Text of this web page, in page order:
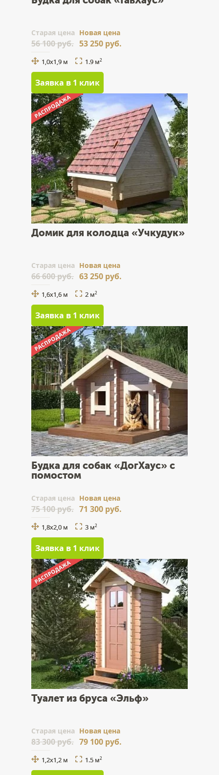
Cтарая цена
56 100 руб.
Новая цена
53 250 руб.
1,0х1,9 м 1.9 м2
Заявка в 1 клик
Домик для колодца «Учкудук»
Cтарая цена
66 600 руб.
Новая цена
63 250 руб.
1,6х1,6 м 2 м2
Заявка в 1 клик
Будка для собак «ДогХаус» с
помостом
Cтарая цена
75 100 руб.
Новая цена
71 300 руб.
1,8х2,0 м 3 м2
Заявка в 1 клик
Туалет из бруса «Эльф»
Cтарая цена
83 300 руб.
Новая цена
79 100 руб.
1,2x1,2 м 1.5 м2